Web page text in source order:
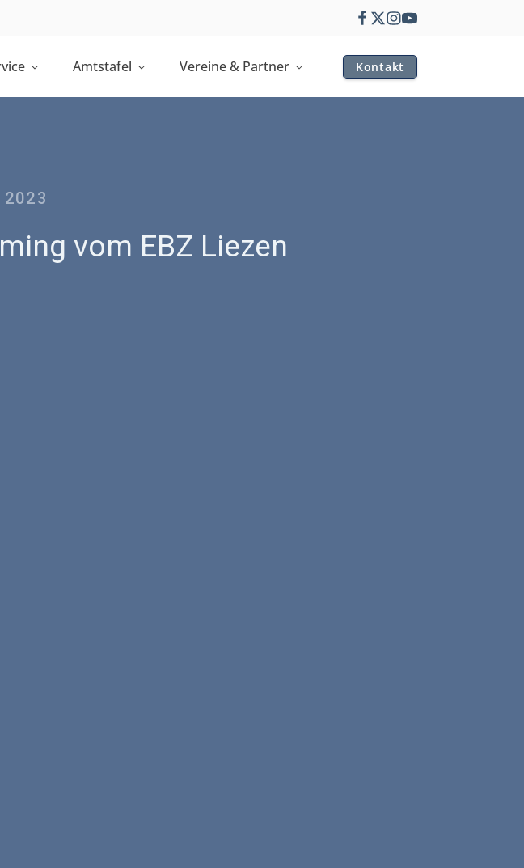
Amtstafel Vereine & Partner Kontakt
vom EBZ Liezen